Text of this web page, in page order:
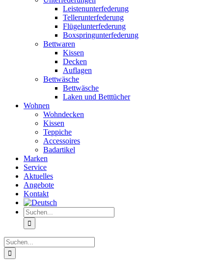
Leistenunterfederung
Tellerunterfederung
Flügelunterfederung
Boxspringunterfederung
Bettwaren
Kissen
Decken
Auflagen
Bettwäsche
Bettwäsche
Laken und Betttücher
Wohnen
Wohndecken
Kissen
Teppiche
Accessoires
Badartikel
Marken
Service
Aktuelles
Angebote
Kontakt
Suche
nach:
Suche
nach: